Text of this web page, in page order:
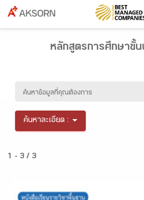
หลักสูตรการศึกษาขั้
ค้นหาละเอียด :
1 - 3 / 3